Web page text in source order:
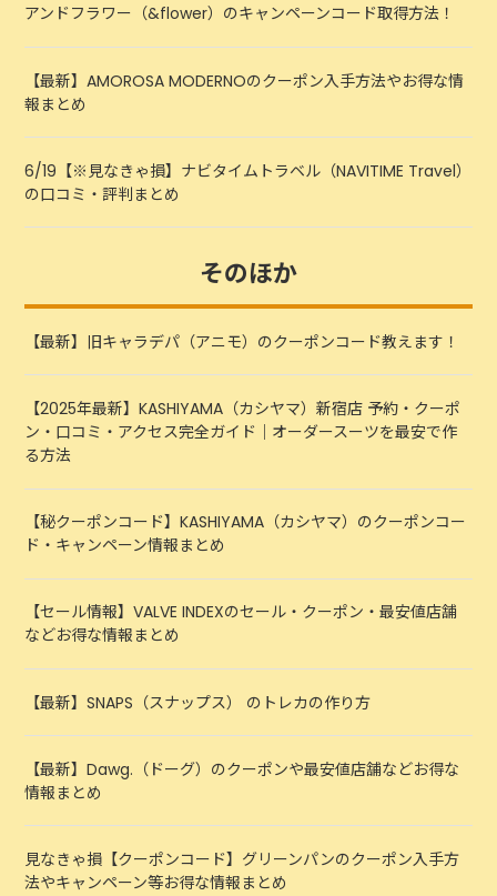
アンドフラワー（&flower）のキャンペーンコード取得方法！
【最新】AMOROSA MODERNOのクーポン入手方法やお得な情
報まとめ
6/19【※見なきゃ損】ナビタイムトラベル（NAVITIME Travel）
の口コミ・評判まとめ
そのほか
【最新】旧キャラデパ（アニモ）のクーポンコード教えます！
【2025年最新】KASHIYAMA（カシヤマ）新宿店 予約・クーポ
ン・口コミ・アクセス完全ガイド｜オーダースーツを最安で作
る方法
【秘クーポンコード】KASHIYAMA（カシヤマ）のクーポンコー
ド・キャンペーン情報まとめ
【セール情報】VALVE INDEXのセール・クーポン・最安値店舗
などお得な情報まとめ
【最新】SNAPS（スナップス） のトレカの作り方
【最新】Dawg.（ドーグ）のクーポンや最安値店舗などお得な
情報まとめ
見なきゃ損【クーポンコード】グリーンパンのクーポン入手方
法やキャンペーン等お得な情報まとめ